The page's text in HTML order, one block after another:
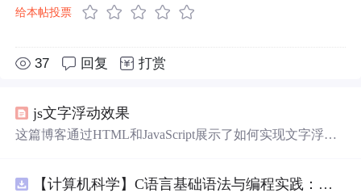
给本帖投票
37 回复 打赏
js文字浮动效果
这篇博客通过HTML和JavaScript展示了如何实现文字浮动
在页面上随机飘动的视觉效果。此外，文中还包含了对CS
【计算机科学】C语言基础语法与编程实践：湖南科技大学期末考试核心知识点解析